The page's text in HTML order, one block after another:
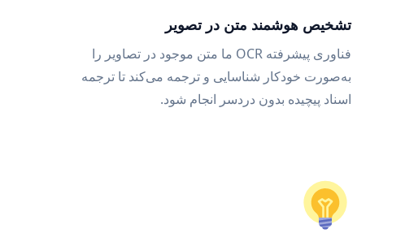
تشخیص هوشمند متن در تصویر
فناوری پیشرفته OCR ما متن موجود در تصاویر را
به‌صورت خودکار شناسایی و ترجمه می‌کند تا ترجمه
اسناد پیچیده بدون دردسر انجام شود.